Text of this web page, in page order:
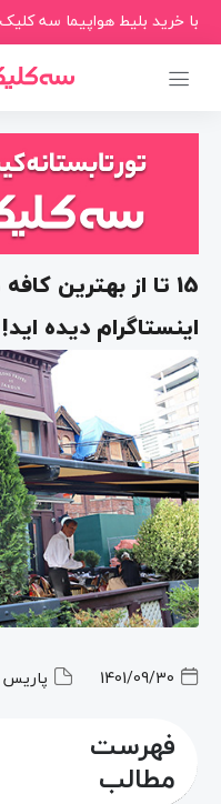
با خرید بلیط هواپیما سه
15 تا از بهترین
اینستاگرام دیده اید!
1401/09/30 پاریس
فهرست
مطالب